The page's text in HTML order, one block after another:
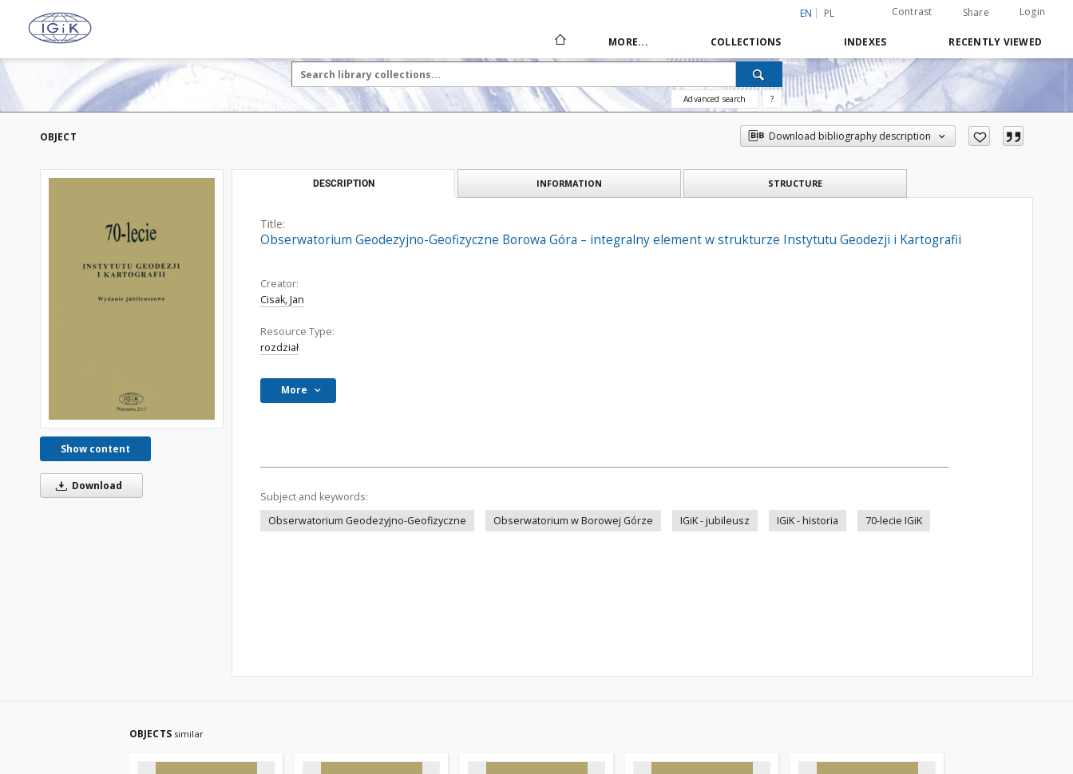
EN PL Contrast Share Login
MORE... COLLECTIONS INDEXES RECENTLY VIEWED
Advanced search ?
OBJECT Download bibliography description
Show content
Download
DESCRIPTION INFORMATION STRUCTURE
Title:
Obserwatorium Geodezyjno-Geofizyczne Borowa Góra – integralny element w strukturze Instytutu Geodezji i Kartografii
Creator:
Cisak, Jan
Resource Type:
rozdział
More
Subject and keywords:
Obserwatorium Geodezyjno-Geofizyczne
Obserwatorium w Borowej Górze IGiK - jubileusz IGiK - historia 70-lecie IGiK
OBJECTS similar